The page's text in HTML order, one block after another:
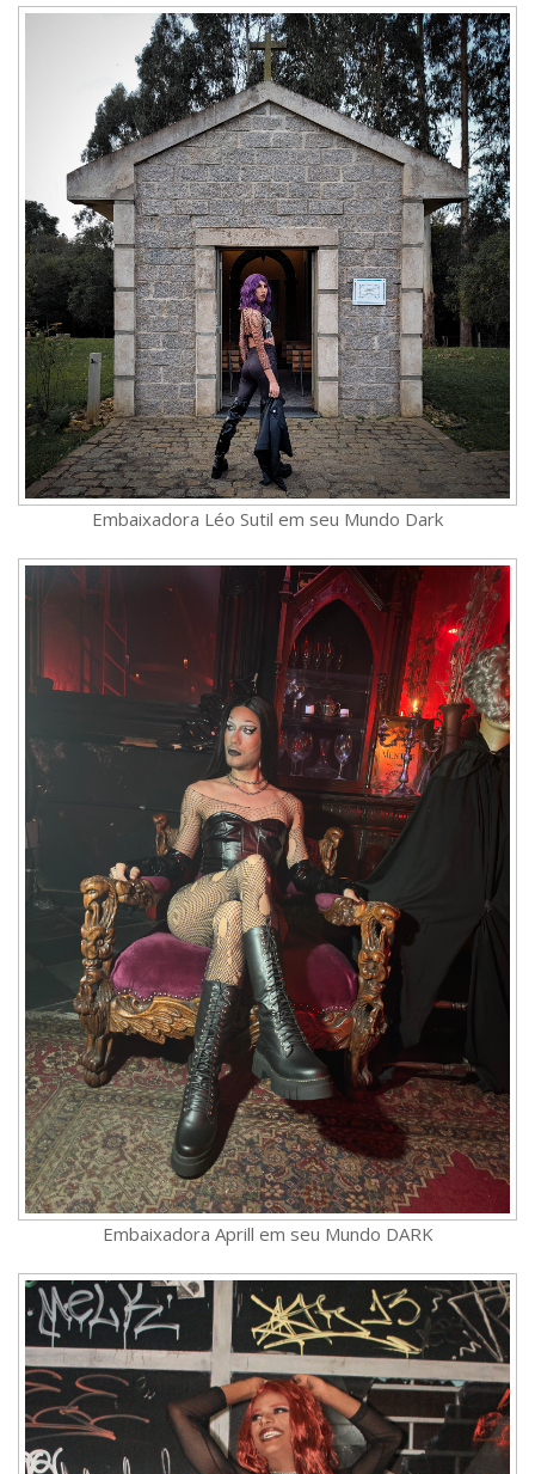
Embaixadora Léo Sutil em seu Mundo Dark
Embaixadora Aprill em seu Mundo DARK